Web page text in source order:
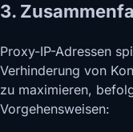
3.
Proxy-IP-Adressen
Verhinderung von
zu maximieren,
Vorgehensweisen: